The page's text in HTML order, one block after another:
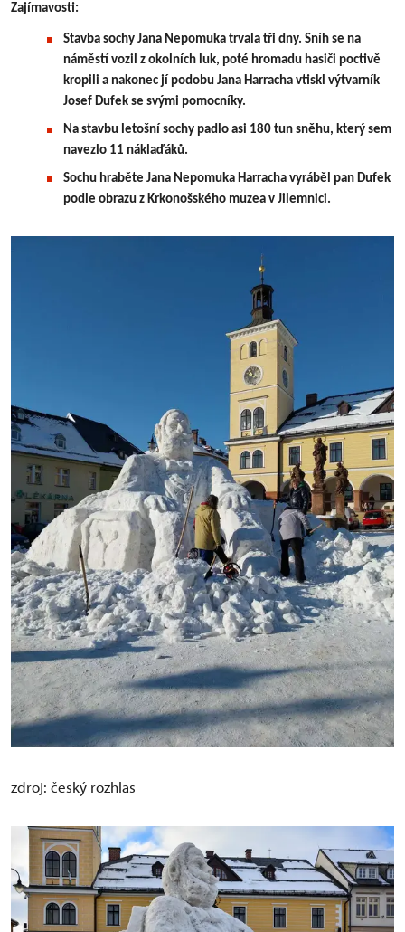
Zajímavosti:
Stavba sochy Jana Nepomuka trvala tři dny. Sníh se na
náměstí vozil z okolních luk, poté hromadu hasiči poctivě
kropili a nakonec jí podobu Jana Harracha vtiskl výtvarník
Josef Dufek se svými pomocníky.
Na stavbu letošní sochy padlo asi 180 tun sněhu, který sem
navezlo 11 náklaďáků.
Sochu hraběte Jana Nepomuka Harracha vyráběl pan Dufek
podle obrazu z Krkonošského muzea v Jilemnici.
zdroj: český rozhlas